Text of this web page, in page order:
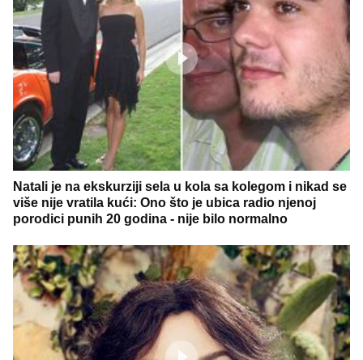
Natali je na ekskurziji sela u kola sa kolegom i nikad se
više nije vratila kući: Ono što je ubica radio njenoj
porodici punih 20 godina - nije bilo normalno